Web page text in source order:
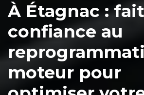
À Étagnac :
confiance au
moteur pour